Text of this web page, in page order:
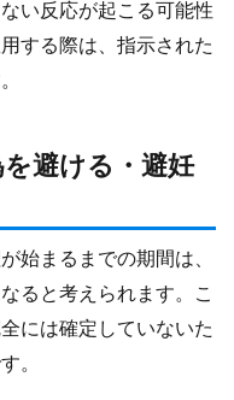
い反応が起こる可能性
する際は、指示された
避ける・避妊
始まるまでの期間は、
ると考えられます。こ
には確定していないた
。